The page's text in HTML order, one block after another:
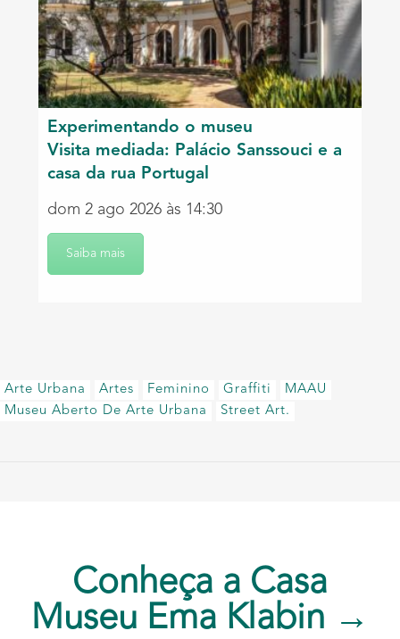
Experimentando o museu
Visita mediada: Palácio Sanssouci e a
casa da rua Portugal
dom 2 ago 2026 às 14:30
Saiba mais
Arte Urbana Artes Feminino Graffiti
MAAU
Museu Aberto De Arte Urbana
Street Art.
Conheça a Casa
Museu Ema Klabin →